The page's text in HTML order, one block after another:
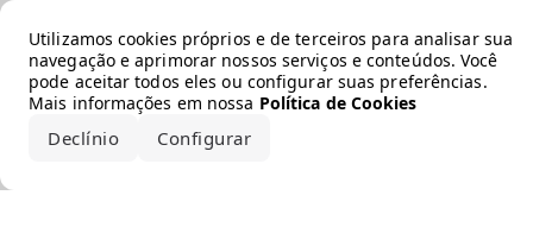
Utilizamos cookies próprios e de terceiros para analisar sua
navegação e aprimorar nossos serviços e conteúdos. Você
pode aceitar todos eles ou configurar suas preferências.
Mais informações em nossa Política de Cookies
Declínio Configurar
Error loading the brand